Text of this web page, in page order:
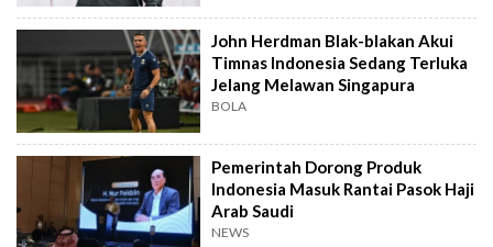
John Herdman Blak-blakan Akui
Timnas Indonesia Sedang Terluka
Jelang Melawan Singapura
BOLA
Pemerintah Dorong Produk
Indonesia Masuk Rantai Pasok Haji
Arab Saudi
NEWS